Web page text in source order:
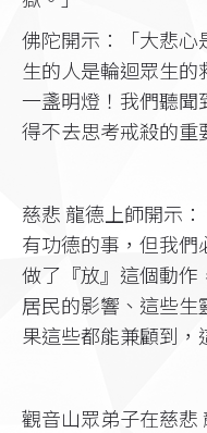
佛陀開示：「大悲心
生的人是輪迴眾生
一盞明燈！我們聽聞
得不去思考戒殺的重
慈悲 龍德上師開示
有功德的事，但我
做了『放』這個動作
居民的影響、這些生
果這些都能兼顧到，
觀音山眾弟子在慈悲